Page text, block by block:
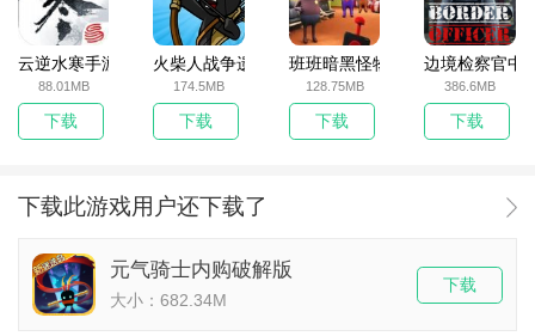
云逆水寒手游
88.01MB
下载
火柴人战争遗产无敌版
174.5MB
下载
班班暗黑怪物生存挑战5
128.75MB
下载
边境检察官中
386.6MB
下载
下载此游戏用户还下载了
元气骑士内购破解版
大小：682.34M
下载